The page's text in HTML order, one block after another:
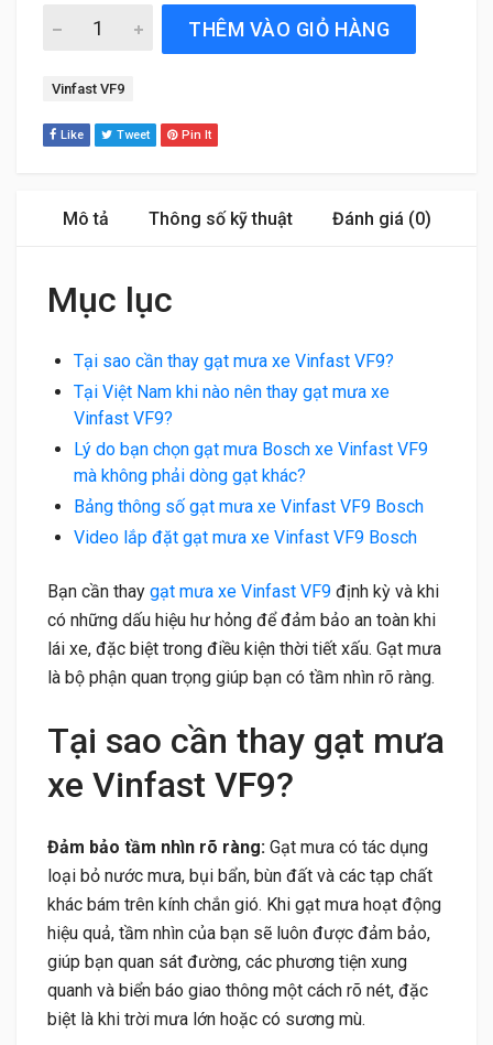
Gạt Mưa Xe Vinfast VF9 (2022 đến 2025) Bosch
THÊM VÀO GIỎ HÀNG
Tag:
Vinfast VF9
Like Tweet Pin It
Mô tả Thông số kỹ thuật Đánh giá (0)
Mục lục
Tại sao cần thay gạt mưa xe Vinfast VF9?
Tại Việt Nam khi nào nên thay gạt mưa xe
Vinfast VF9?
Lý do bạn chọn gạt mưa Bosch xe Vinfast VF9
mà không phải dòng gạt khác?
Bảng thông số gạt mưa xe Vinfast VF9 Bosch
Video lắp đặt gạt mưa xe Vinfast VF9 Bosch
Bạn cần thay gạt mưa xe Vinfast VF9 định kỳ và khi
có những dấu hiệu hư hỏng để đảm bảo an toàn khi
lái xe, đặc biệt trong điều kiện thời tiết xấu. Gạt mưa
là bộ phận quan trọng giúp bạn có tầm nhìn rõ ràng.
Tại sao cần thay gạt mưa
xe Vinfast VF9?
Đảm bảo tầm nhìn rõ ràng: Gạt mưa có tác dụng
loại bỏ nước mưa, bụi bẩn, bùn đất và các tạp chất
khác bám trên kính chắn gió. Khi gạt mưa hoạt động
hiệu quả, tầm nhìn của bạn sẽ luôn được đảm bảo,
giúp bạn quan sát đường, các phương tiện xung
quanh và biển báo giao thông một cách rõ nét, đặc
biệt là khi trời mưa lớn hoặc có sương mù.